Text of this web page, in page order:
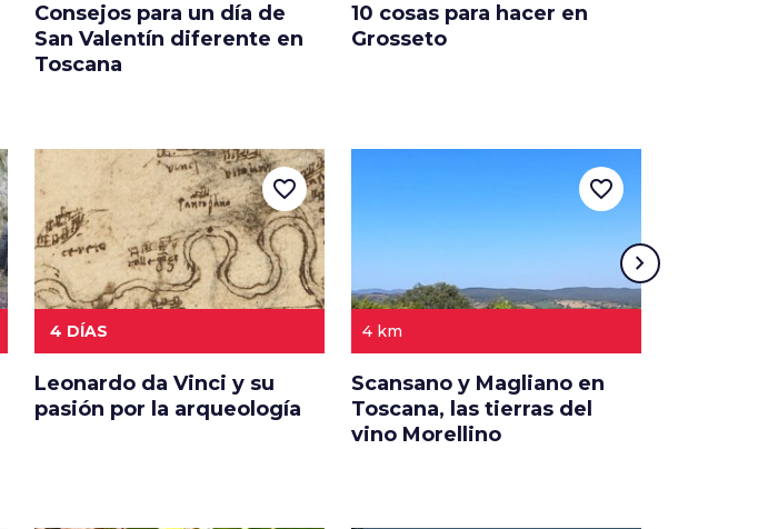
Consejos para un día de
San Valentín diferente en
Toscana
10 cosas para hacer en
Grosseto
4 DÍAS
Leonardo da Vinci y su
pasión por la arqueología
favorite_border
4 km
Scansano y Magliano en
Toscana, las tierras del
vino Morellino
favorite_border
chevron_right